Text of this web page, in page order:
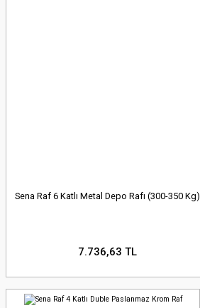
Sena Raf 6 Katlı Metal Depo Rafı (300-350 Kg)
7.736,63 TL